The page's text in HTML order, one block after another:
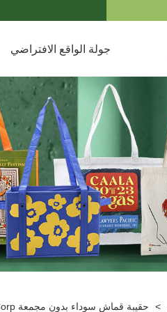
جولة الواقع الافتراضي
> حقيبة قماش سوداء بدون مجمعة Machinery Corp